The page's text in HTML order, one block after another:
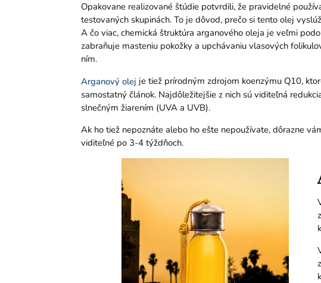
Opakovane realizované štúdie potvrdili, že pravidelné
testovaných skupinách. To je dôvod, prečo si tento olej
A čo viac, chemická štruktúra arganového oleja je veľmi
zabraňuje masteniu pokožky a upchávaniu vlasových
ním.
Arganový olej je tiež prírodným zdrojom koenzýmu Q10,
samostatný článok. Najdôležitejšie z nich sú viditeľná
slnečným žiarením (UVA a UVB).
Ak ho tiež nepoznáte alebo ho ešte nepoužívate, dôrazne
viditeľné po 3-4 týždňoch.